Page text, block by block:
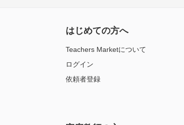
はじめての方へ
Teachers Marketについて
ログイン
依頼者登録